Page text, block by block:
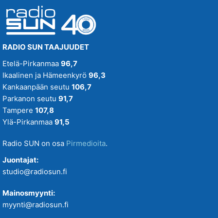
RADIO SUN TAAJUUDET
Etelä-Pirkanmaa 96,7
Ikaalinen ja Hämeenkyrö 96,3
Kankaanpään seutu 106,7
Parkanon seutu 91,7
Tampere 107,8
Ylä-Pirkanmaa 91,5
Radio SUN on osa Pirmedioita.
Juontajat:
studio@radiosun.fi
Mainosmyynti:
myynti@radiosun.fi